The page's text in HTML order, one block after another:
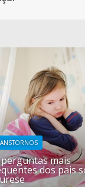
perguntas mais
dos pais